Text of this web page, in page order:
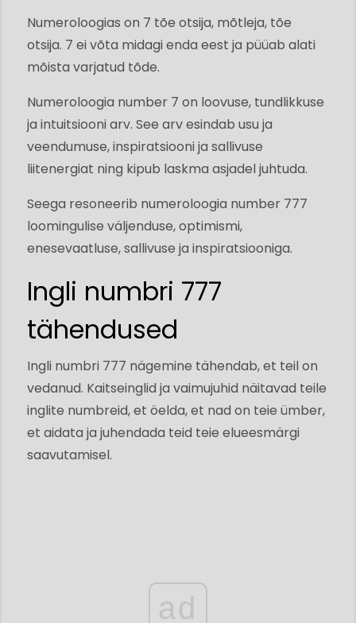
Numeroloogias on 7 tõe otsija, mõtleja, tõe
otsija. 7 ei võta midagi enda eest ja püüab alati
mõista varjatud tõde.
Numeroloogia number 7 on loovuse, tundlikkuse
ja intuitsiooni arv. See arv esindab usu ja
veendumuse, inspiratsiooni ja sallivuse
liitenergiat ning kipub laskma asjadel juhtuda.
Seega resoneerib numeroloogia number 777
loomingulise väljenduse, optimismi,
enesevaatluse, sallivuse ja inspiratsiooniga.
Ingli numbri 777
tähendused
Ingli numbri 777 nägemine tähendab, et teil on
vedanud. Kaitseinglid ja vaimujuhid näitavad teile
inglite numbreid, et öelda, et nad on teie ümber,
et aidata ja juhendada teid teie elueesmärgi
saavutamisel.
ad